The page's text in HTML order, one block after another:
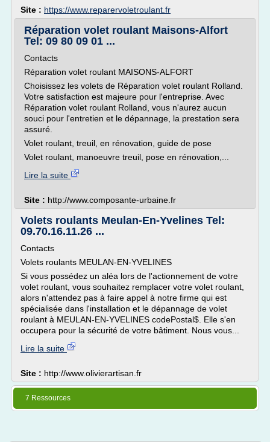
Site : https://www.reparervoletroulant.fr
Réparation volet roulant Maisons-Alfort
Tel: 09 80 09 01 ...
Contacts
Réparation volet roulant MAISONS-ALFORT
Choisissez les volets de Réparation volet roulant Rolland.
Votre satisfaction est majeure pour l'entreprise. Avec
Réparation volet roulant Rolland, vous n'aurez aucun
souci pour l'entretien et le dépannage, la prestation sera
assuré.
Volet roulant, treuil, en rénovation, guide de pose
Volet roulant, manoeuvre treuil, pose en rénovation,...
Lire la suite
Site : http://www.composante-urbaine.fr
Volets roulants Meulan-En-Yvelines Tel:
09.70.16.11.26 ...
Contacts
Volets roulants MEULAN-EN-YVELINES
Si vous possédez un aléa lors de l'actionnement de votre
volet roulant, vous souhaitez remplacer votre volet roulant,
alors n'attendez pas à faire appel à notre firme qui est
spécialisée dans l'installation et le dépannage de volet
roulant à MEULAN-EN-YVELINES codePostal$. Elle s'en
occupera pour la sécurité de votre bâtiment. Nous vous...
Lire la suite
Site : http://www.olivierartisan.fr
7 Ressources